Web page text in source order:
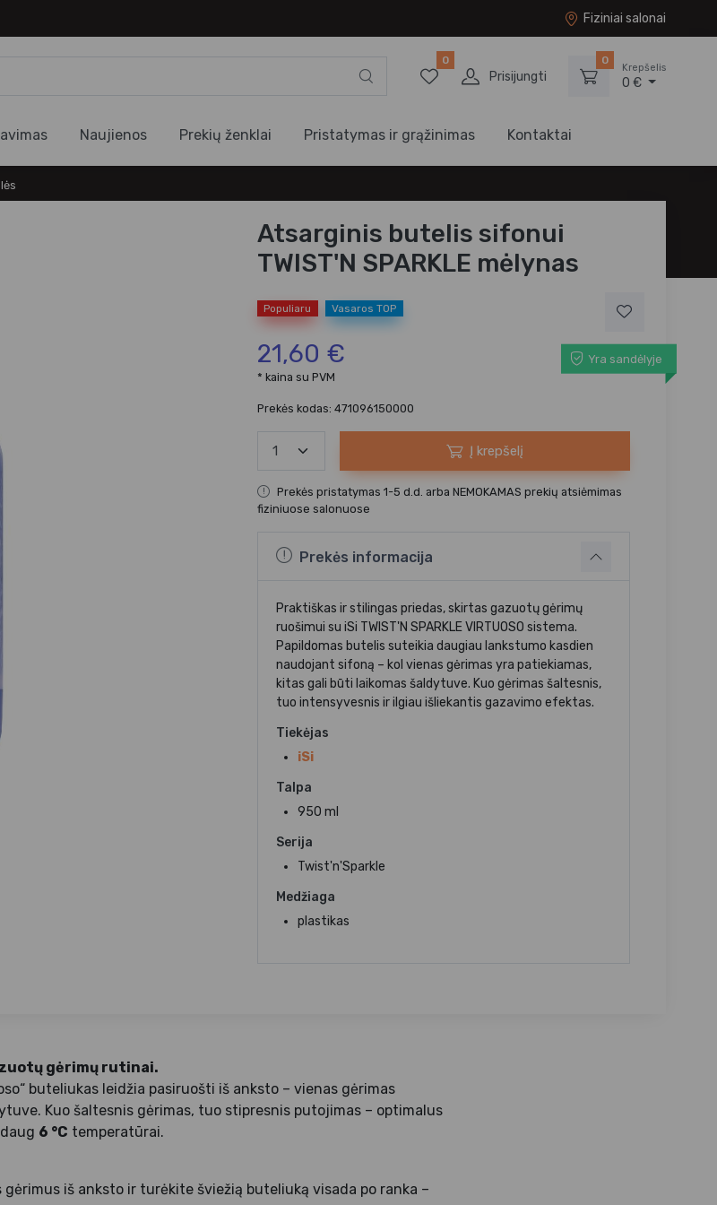
Fiziniai salonai
0
Prisijungti
0
Krepšelis
0 €
Naujienos Prekių ženklai Pristatymas ir grąžinimas Kontaktai
Atsarginis butelis sifonui
TWIST'N SPARKLE mėlynas
Populiaru Vasaros TOP
21,60 €
Yra sandėlyje
* kaina su PVM
Prekės kodas: 471096150000
Į krepšelį
Prekės pristatymas 1-5 d.d. arba NEMOKAMAS prekių atsiėmimas
fiziniuose salonuose
Prekės informacija
Praktiškas ir stilingas priedas, skirtas gazuotų gėrimų
ruošimui su iSi TWIST'N SPARKLE VIRTUOSO sistema.
Papildomas butelis suteikia daugiau lankstumo kasdien
naudojant sifoną – kol vienas gėrimas yra patiekiamas,
kitas gali būti laikomas šaldytuve. Kuo gėrimas šaltesnis,
tuo intensyvesnis ir ilgiau išliekantis gazavimo efektas.
Tiekėjas
iSi
Talpa
950 ml
Serija
Twist'n'Sparkle
Medžiaga
plastikas
gėrimų rutinai.
buteliukas leidžia pasiruošti iš anksto – vienas gėrimas
Kuo šaltesnis gėrimas, tuo stipresnis putojimas – optimalus
6 °C temperatūrai.
iš anksto ir turėkite šviežią buteliuką visada po ranka –